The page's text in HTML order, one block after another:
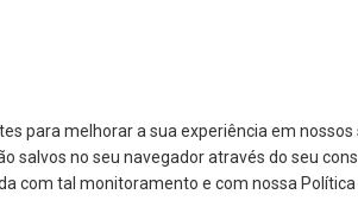
para melhorar a sua experiência em
salvos no seu navegador através do seu
com tal monitoramento e com nossa Política